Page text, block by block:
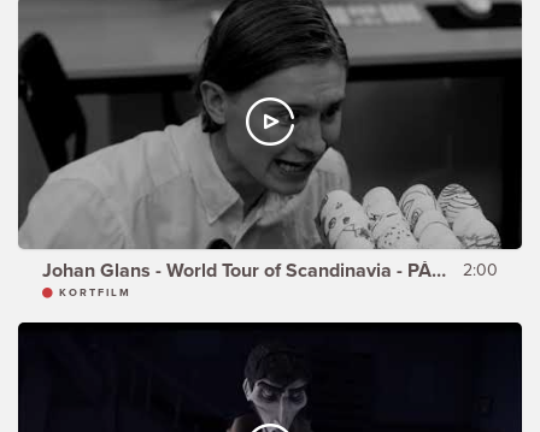
Johan Glans - World Tour of Scandinavia - PÅSKEN 2:00
KORTFILM